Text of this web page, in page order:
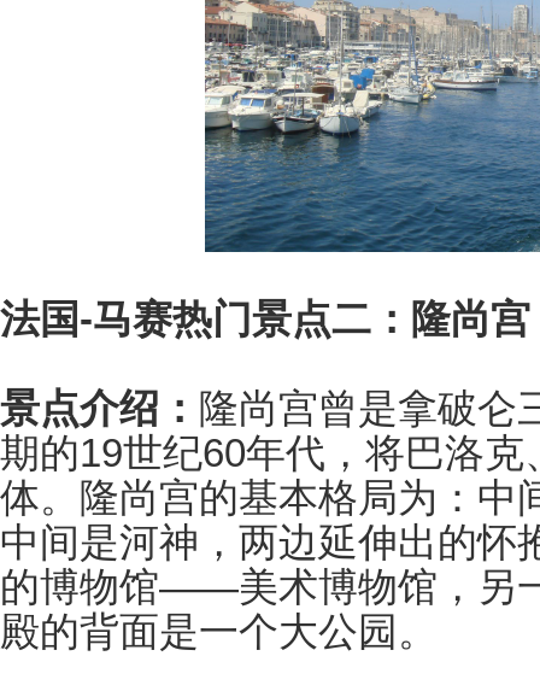
法国-马赛热门景点二：隆尚宫
景点介绍： 隆尚宫曾是拿破仑
期的19世纪60年代，将巴洛
体。隆尚宫的基本格局为：中
中间是河神，两边延伸出的怀
的博物馆——美术博物馆，另
殿的背面是一个大公园。